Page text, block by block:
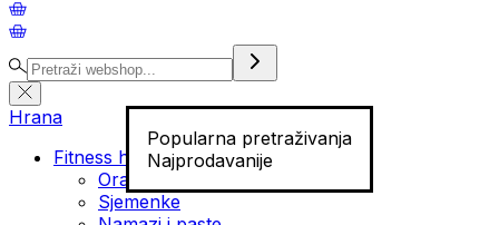
Popularna pretraživanja
Najprodavanije
Hrana
Fitness hrana
Orašasti plodovi
Sjemenke